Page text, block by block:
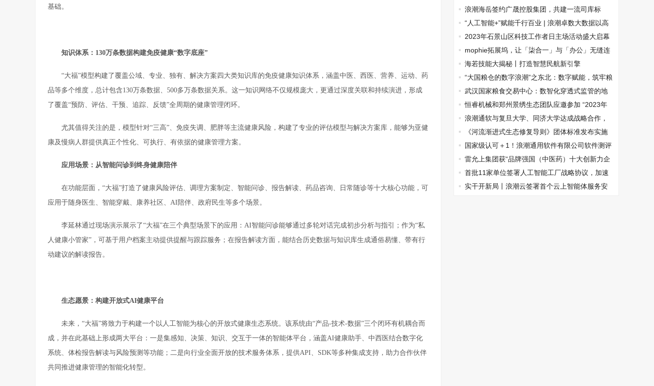
基础。
知识体系：130万条数据构建免疫健康“数字底座”
“大福”模型构建了覆盖公域、专业、独有、解决方案四大类知识库的免疫健康知识体系，涵盖中医、西医、营养、运动、药
品等多个维度，总计包含130万条数据、500多万条数据关系。这一知识网络不仅规模庞大，更通过深度关联和持续演进，形成
了覆盖“预防、评估、干预、追踪、反馈”全周期的健康管理闭环。
尤其值得关注的是，模型针对“三高”、免疫失调、肥胖等主流健康风险，构建了专业的评估模型与解决方案库，能够为亚健
康及慢病人群提供真正个性化、可执行、有依据的健康管理方案。
应用场景：从智能问诊到终身健康陪伴
在功能层面，“大福”打造了健康风险评估、调理方案制定、智能问诊、报告解读、药品咨询、日常随诊等十大核心功能，可
应用于随身医生、智能穿戴、康养社区、AI陪伴、政府民生等多个场景。
李延林通过现场演示展示了“大福”在三个典型场景下的应用：AI智能问诊能够通过多轮对话完成初步分析与指引；作为“私
人健康小管家”，可基于用户档案主动提供提醒与跟踪服务；在报告解读方面，能结合历史数据与知识库生成通俗易懂、带有行
动建议的解读报告。
生态愿景：构建开放式AI健康平台
未来，“大福”将致力于构建一个以人工智能为核心的开放式健康生态系统。该系统由“产品-技术-数据”三个闭环有机耦合而
成，并在此基础上形成两大平台：一是集感知、决策、知识、交互于一体的智能体平台，涵盖AI健康助手、中西医结合数字化
系统、体检报告解读与风险预测等功能；二是向行业全面开放的技术服务体系，提供API、SDK等多种集成支持，助力合作伙伴
共同推进健康管理的智能化转型。
能体平台能力专项测试
浪潮海岳签约广晟控股集团，共建一流司库标
杆！“人工智能+”赋能千行百业 | 浪潮卓数大数据以高
质量数据集驱动金融、电商数智化转型
2023年石景山区科技工作者日主场活动盛大启幕
mophie拓展坞，让「柒合一」与「办公」无缝连
接海若技能大揭秘丨打造智慧民航新引擎
“大国粮仓的数字浪潮”之东北：数字赋能，筑牢粮
食安全“压舱石”
武汉国家粮食交易中心：数智化穿透式监管的地
方储备粮竞价交易新实践
恒睿机械和郑州景绣生态团队应邀参加 “2023年
黄河流域生态修复技术创新论坛”
浪潮通软与复旦大学、同济大学达成战略合作，
共筑AI大模型应用新生态
《河流渐进式生态修复导则》团体标准发布实施
国家级认可＋1！浪潮通用软件有限公司软件测评
中心获国家CNAS实验室认可证书
雷允上集团获“品牌强国（中医药）十大创新力企
业”荣誉称号
首批11家单位签署人工智能工厂战略协议，加速
人工智能产业落地
实干开新局丨浪潮云签署首个云上智能体服务安